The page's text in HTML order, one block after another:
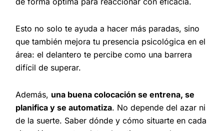
Esto no solo te ayuda a hacer más paradas, sino
que también mejora tu presencia psicológica en el
área: el delantero te percibe como una barrera
difícil de superar.
Además, una buena colocación se entrena, se
planifica y se automatiza. No depende del azar ni
de la suerte. Saber dónde y cómo situarte en cada